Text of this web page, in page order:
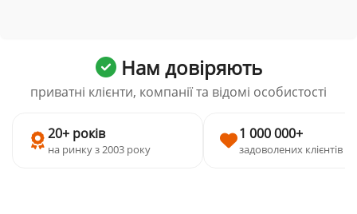
Нам довіряють
приватні клієнти, компанії та відомі особистості
20+ років
на ринку з 2003 року
1 000 000+
задоволених клієнтів